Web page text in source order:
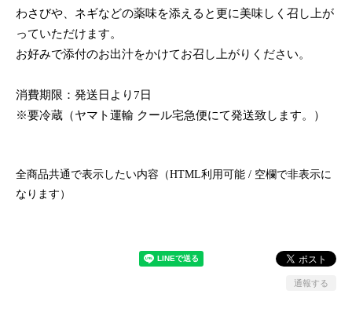
わさびや、ネギなどの薬味を添えると更に美味しく召し上が
っていただけます。
お好みで添付のお出汁をかけてお召し上がりください。
消費期限：発送日より7日
※要冷蔵（ヤマト運輸 クール宅急便にて発送致します。）
全商品共通で表示したい内容（HTML利用可能 / 空欄で非表示に
なります）
通報する